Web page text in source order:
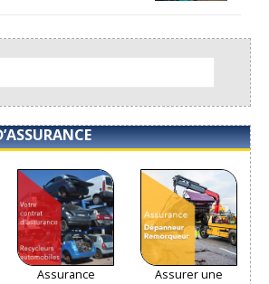
Assurance
Assurer une